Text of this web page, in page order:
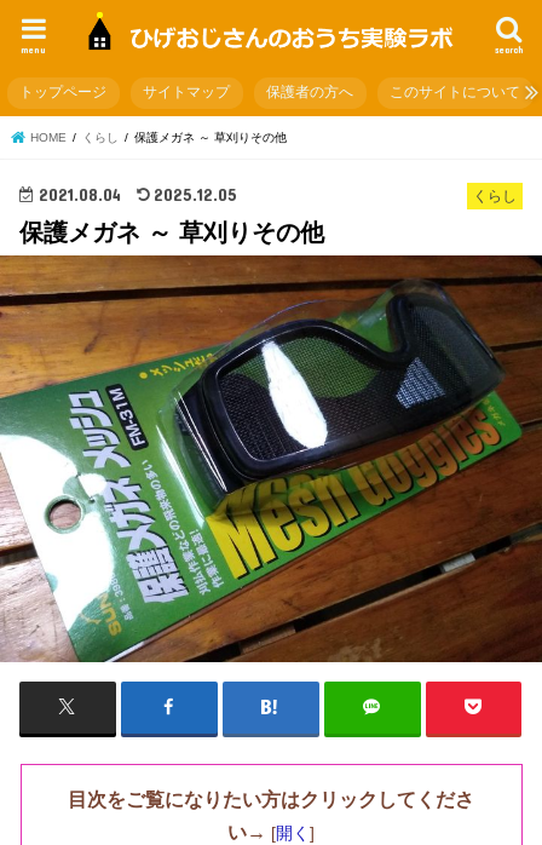
search
menu
トップページ サイトマップ 保護者の方へ このサイトについて
HOME くらし 保護メガネ ～ 草刈りその他
くらし
2021.08.04 2025.12.05
保護メガネ ～ 草刈りその他
目次をご覧になりたい方はクリックしてくださ
い→ [開く ]